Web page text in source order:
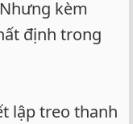
kèm
định trong
lập treo thanh